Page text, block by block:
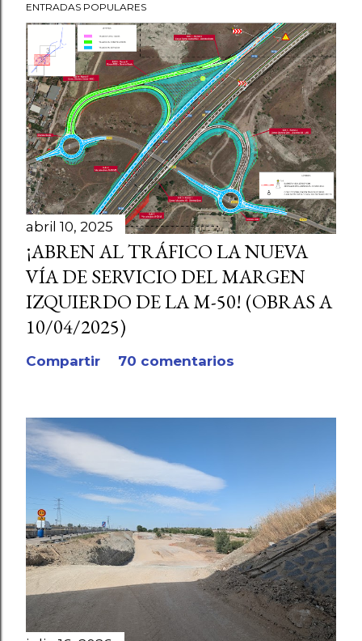
u
b
l
i
c
a
r
u
n
c
o
m
e
n
t
a
i
ENTRADAS POPULARES
abril 10, 2025
¡ABREN AL TRÁFICO LA NUEVA
VÍA DE SERVICIO DEL MARGEN
IZQUIERDO DE LA M-50! (OBRAS A
10/04/2025)
Compartir 70 comentarios